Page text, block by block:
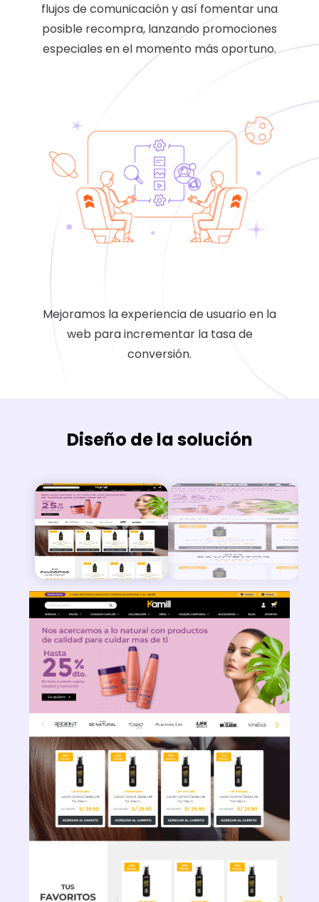
flujos de comunicación y así fomentar una
posible recompra, lanzando promociones
especiales en el momento más oportuno.
Mejoramos la experiencia de usuario en la
web para incrementar la tasa de
conversión.
Diseño de la solución